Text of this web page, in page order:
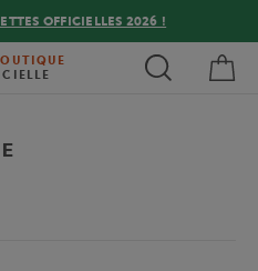
OFFICIELLES 2026 !